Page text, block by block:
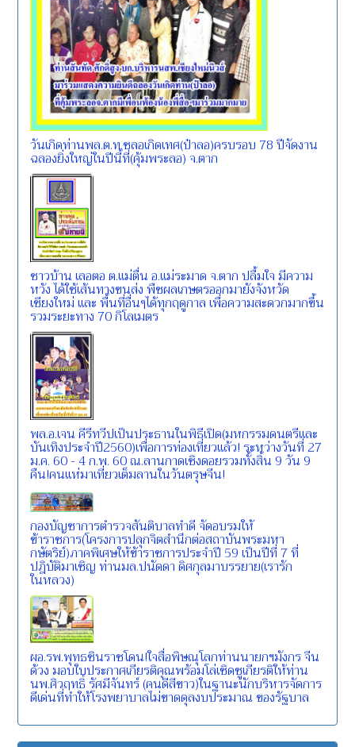
วันเกิดท่านพล.ต.ท.ชลอเกิดเทศ(ป๋าลอ)ครบรอบ 78 ปีจัดงาน
ฉลองยิ่งใหญ่ในปีนี้ที่(คุ้มพระลอ) จ.ตาก
ชาวบ้าน เลอตอ ต.แม่ตื่น อ.แม่ระมาด จ.ตาก ปลื้มใจ มีความ
หวัง ได้ใช้เส้นทางขนส่ง พืชผลเกษตรออกมายังจังหวัด
เชียงใหม่ และ พื้นที่อื่นๆได้ทุกฤดูกาล เพื่อความสะดวกมากขึ้น
รวมระยะทาง 70 กิโลเมตร
พล.อ.เจน คีรีทวีปเป็นประธานในพิธีเปิด(มหกรรมดนตรีและ
บันเทิงประจำปี2560)เพื่อการท่องเที่ยวแล้ว! ระหว่างวันที่ 27
ม.ค. 60 - 4 ก.พ. 60 ณ.ลานกาดเชิงดอยรวมทั้งสิ้น 9 วัน 9
คืน!คนแห่มาเที่ยวเต็มลานในวันตรุษจีน!
กองบัญชาการตำรวจสันติบาลทำดี จัดอบรมให้
ข้าราชการ(โครงการปลุกจิตสำนึกต่อสถาบันพระมหา
กษัตริย์)ภาคพิเศษให้ข้าราชการประจำปี 59 เป็นปีที่ 7 ที่
ปฎิบัติมาเชิญ ท่านมล.ปนัดดา ดิศกุลมาบรรยาย(เรารัก
ในหลวง)
ผอ.รพ.พุทธชินราชโดน!ใจสื่อพิษณุโลกท่านนายกฯมังกร จีน
ด้วง มอบใบประกาศเกียรติคุณพร้อมโล่เชิดชูเกียรติให้ท่าน
นพ.ศิวฤทธิ์ รัศมีจันทร์ (คนดีสีขาว)ในฐานะนักบริหารจัดการ
ดีเด่นที่ทำให้โรงพยาบาลไม่ขาดดุลงบประมาณ ของรัฐบาล